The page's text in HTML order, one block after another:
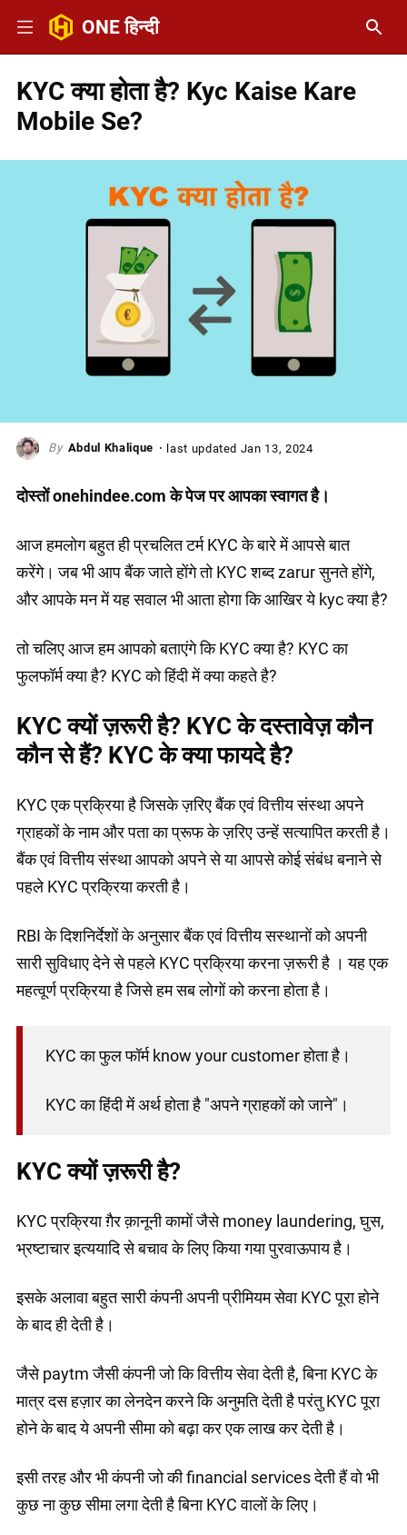
ONE हिन्दी
KYC क्या होता है? Kyc Kaise Kare
Mobile Se?
Abdul Khalique last updated Jan 13, 2024
दोस्तों onehindee.com के पेज पर आपका स्वागत है।
आज हमलोग बहुत ही प्रचलित टर्म KYC के बारे में आपसे बात
करेंगे। जब भी आप बैंक जाते होंगे तो KYC शब्द zarur सुनते होंगे,
और आपके मन में यह सवाल भी आता होगा कि आखिर ये kyc क्या है?
तो चलिए आज हम आपको बताएंगे कि KYC क्या है? KYC का
फुलफॉर्म क्या है? KYC को हिंदी में क्या कहते है?
KYC क्यों ज़रूरी है? KYC के दस्तावेज़ कौन
कौन से हैं? KYC के क्या फायदे है?
KYC एक प्रक्रिया है जिसके ज़रिए बैंक एवं वित्तीय संस्था अपने
ग्राहकों के नाम और पता का प्रूफ के ज़रिए उन्हें सत्यापित करती है।
बैंक एवं वित्तीय संस्था आपको अपने से या आपसे कोई संबंध बनाने से
पहले KYC प्रक्रिया करती है।
RBI के दिशनिर्देशों के अनुसार बैंक एवं वित्तीय सस्थानों को अपनी
सारी सुविधाए देने से पहले KYC प्रक्रिया करना ज़रूरी है । यह एक
महत्वूर्ण प्रक्रिया है जिसे हम सब लोगों को करना होता है।
KYC का फुल फॉर्म know your customer होता है।
KYC का हिंदी में अर्थ होता है "अपने ग्राहकों को जाने"।
KYC क्यों ज़रूरी है?
KYC प्रक्रिया ग़ैर क़ानूनी कामों जैसे money laundering, घुस,
भ्रष्टाचार इत्ययादि से बचाव के लिए किया गया पुरवाऊपाय है।
इसके अलावा बहुत सारी कंपनी अपनी प्रीमियम सेवा KYC पूरा होने
के बाद ही देती है।
जैसे paytm जैसी कंपनी जो कि वित्तीय सेवा देती है, बिना KYC के
मात्र दस हज़ार का लेनदेन करने कि अनुमति देती है परंतु KYC पूरा
होने के बाद ये अपनी सीमा को बढ़ा कर एक लाख कर देती है।
इसी तरह और भी कंपनी जो की financial services देती हैं वो भी
कुछ ना कुछ सीमा लगा देती है बिना KYC वालों के लिए।